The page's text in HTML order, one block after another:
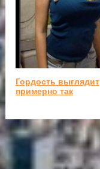
Гордость выглядит
примерно так